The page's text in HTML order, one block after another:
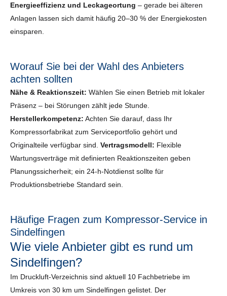
Energieeffizienz und Leckageortung – gerade bei älteren
Anlagen lassen sich damit häufig 20–30 % der Energiekosten
einsparen.
Worauf Sie bei der Wahl des Anbieters
achten sollten
Nähe & Reaktionszeit: Wählen Sie einen Betrieb mit lokaler
Präsenz – bei Störungen zählt jede Stunde.
Herstellerkompetenz: Achten Sie darauf, dass Ihr
Kompressorfabrikat zum Serviceportfolio gehört und
Originalteile verfügbar sind. Vertragsmodell: Flexible
Wartungsverträge mit definierten Reaktionszeiten geben
Planungssicherheit; ein 24-h-Notdienst sollte für
Produktionsbetriebe Standard sein.
Häufige Fragen zum Kompressor-Service in
Sindelfingen
Wie viele Anbieter gibt es rund um
Sindelfingen?
Im Druckluft-Verzeichnis sind aktuell 10 Fachbetriebe im
Umkreis von 30 km um Sindelfingen gelistet. Der